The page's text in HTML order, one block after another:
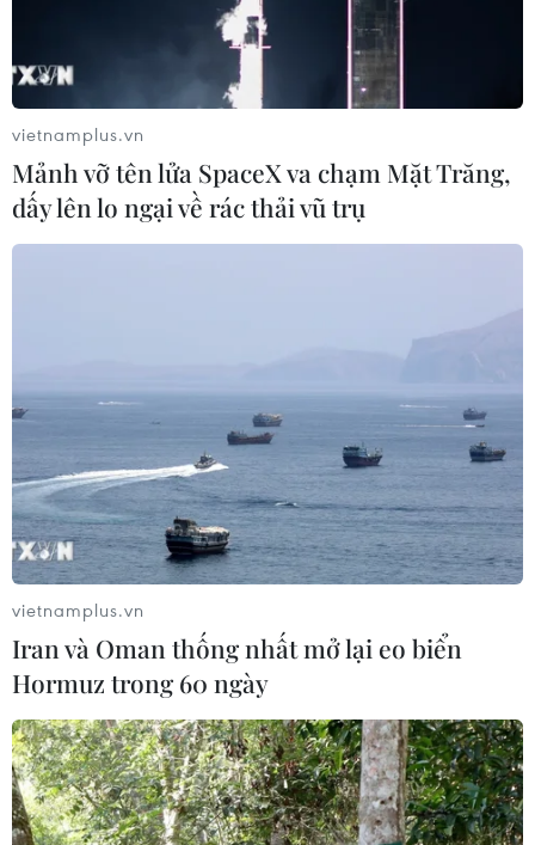
vietnamplus.vn
Mảnh vỡ tên lửa SpaceX va chạm Mặt Trăng,
dấy lên lo ngại về rác thải vũ trụ
vietnamplus.vn
Iran và Oman thống nhất mở lại eo biển
Hormuz trong 60 ngày